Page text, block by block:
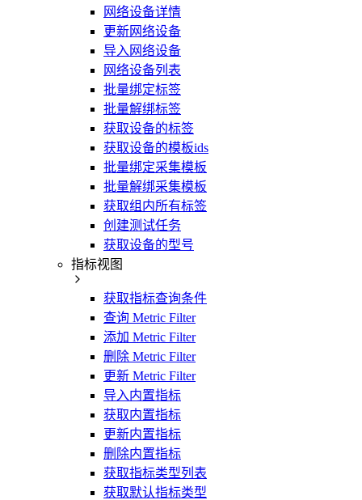
网络设备详情
更新网络设备
导入网络设备
网络设备列表
批量绑定标签
批量解绑标签
获取设备的标签
获取设备的模板ids
批量绑定采集模板
批量解绑采集模板
获取组内所有标签
创建测试任务
获取设备的型号
指标视图
获取指标查询条件
查询 Metric Filter
添加 Metric Filter
删除 Metric Filter
更新 Metric Filter
导入内置指标
获取内置指标
更新内置指标
删除内置指标
获取指标类型列表
获取默认指标类型